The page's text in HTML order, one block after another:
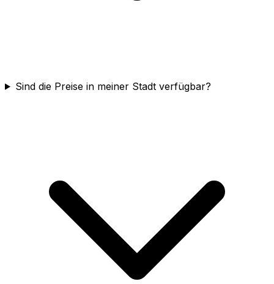
Sind die Preise in meiner Stadt verfügbar?